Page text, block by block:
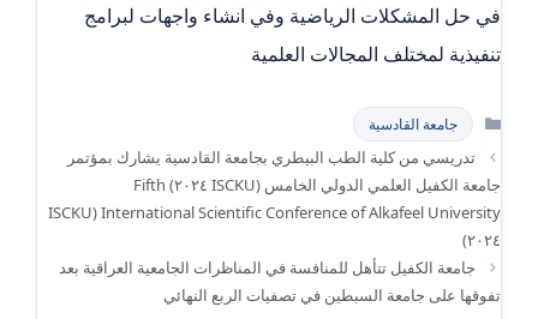
في حل المشكلات الرياضية وفي انشاء واجهات لبرامج
تنفيذية لمختلف المجالات العلمية
التصنيفات
جامعة القادسية
تدريسي من كلية الطب البيطري بجامعة القادسية يشارك بمؤتمر
جامعة الكفيل العلمي الدولي الخامس (ISCKU ٢٠٢٤) Fifth
International Scientific Conference of Alkafeel University (ISCKU
٢٠٢٤)
جامعة الكفيل تتأهل للمنافسة في المناظرات الجامعية العراقية بعد
تفوقها على جامعة السبطين في تصفيات الربع النهائي